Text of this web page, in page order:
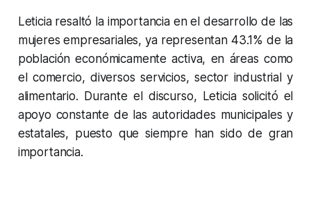
Leticia resaltó la importancia en el desarrollo de las
mujeres empresariales, ya representan 43.1% de la
población económicamente activa, en áreas como
el comercio, diversos servicios, sector industrial y
alimentario. Durante el discurso, Leticia solicitó el
apoyo constante de las autoridades municipales y
estatales, puesto que siempre han sido de gran
importancia.